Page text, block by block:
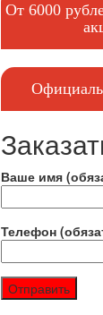
От 6000
Ваше имя
Телефон